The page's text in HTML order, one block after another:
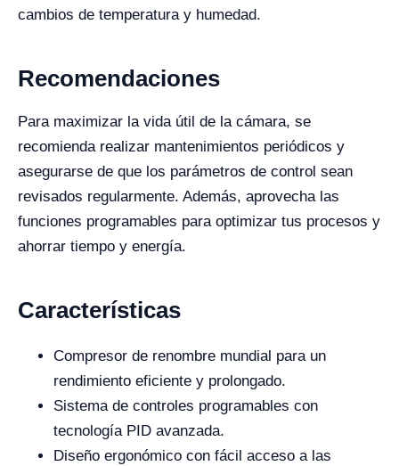
cambios de temperatura y humedad.
Recomendaciones
Para maximizar la vida útil de la cámara, se
recomienda realizar mantenimientos periódicos y
asegurarse de que los parámetros de control sean
revisados regularmente. Además, aprovecha las
funciones programables para optimizar tus procesos y
ahorrar tiempo y energía.
Características
Compresor de renombre mundial para un
rendimiento eficiente y prolongado.
Sistema de controles programables con
tecnología PID avanzada.
Diseño ergonómico con fácil acceso a las